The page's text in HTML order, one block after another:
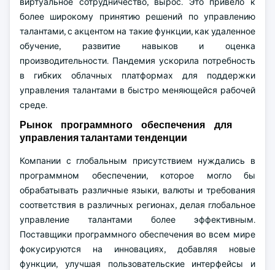
более широкому принятию решений по управлению
талантами, с акцентом на такие функции, как удаленное
обучение, развитие навыков и оценка
производительности. Пандемия ускорила потребность
в гибких облачных платформах для поддержки
управления талантами в быстро меняющейся рабочей
среде.
Рынок программного обеспечения для
управления талантами тенденции
Компании с глобальным присутствием нуждались в
программном обеспечении, которое могло бы
обрабатывать различные языки, валюты и требования
соответствия в различных регионах, делая глобальное
управление талантами более эффективным.
Поставщики программного обеспечения во всем мире
фокусируются на инновациях, добавляя новые
функции, улучшая пользовательские интерфейсы и